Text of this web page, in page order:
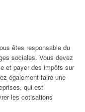
êtes responsable du
sociales. Vous devez
et payer des impôts sur
également faire une
qui est
les cotisations